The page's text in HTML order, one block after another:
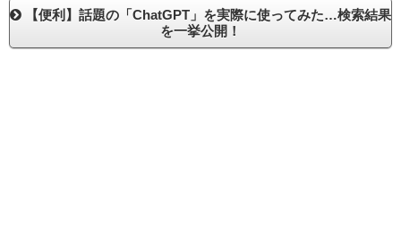
【便利】話題の「ChatGPT」を実際に使ってみた…検索結果
を一挙公開！